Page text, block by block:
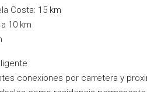
Costa: 15 km
10 km
conexiones por carretera y